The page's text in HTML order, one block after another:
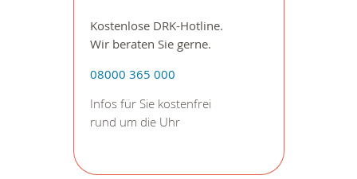
Kostenlose DRK-Hotline.
Wir beraten Sie gerne.
08000 365 000
Infos für Sie kostenfrei
rund um die Uhr